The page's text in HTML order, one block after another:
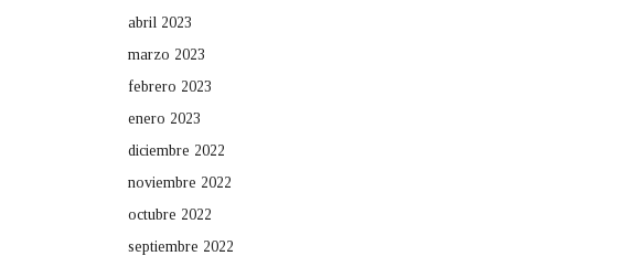
abril 2023
marzo 2023
febrero 2023
enero 2023
diciembre 2022
noviembre 2022
octubre 2022
septiembre 2022